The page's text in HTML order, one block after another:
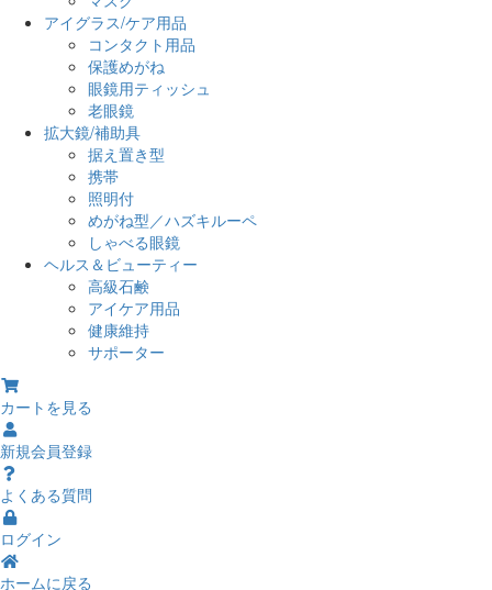
アイグラス/ケア用品
コンタクト用品
保護めがね
眼鏡用ティッシュ
老眼鏡
拡大鏡/補助具
据え置き型
携帯
照明付
めがね型／ハズキルーペ
しゃべる眼鏡
ヘルス＆ビューティー
高級石鹸
アイケア用品
健康維持
サポーター
カートを見る
新規会員登録
よくある質問
ログイン
ホームに戻る